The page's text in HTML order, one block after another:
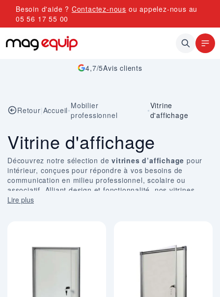
Allez au contenu
Besoin d'aide ? Contactez-nous ou appelez-nous au
05 56 17 55 00
4,7/5Avis clients
Retour|Accueil•Mobilier
professionnel
•Vitrine
d'affichage
Vitrine d'affichage
Découvrez notre sélection devitrines d’affichage pour
intérieur, conçues pour répondre à vos besoins de
communication en milieu professionnel, scolaire ou
associatif. Alliant design et fonctionnalité, nos vitrines
permettent d’exposer vos informations de manière claire
Lire plus